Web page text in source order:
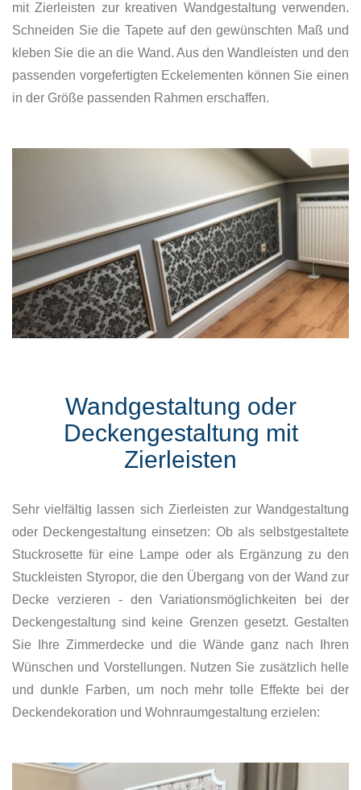
mit Zierleisten zur kreativen Wandgestaltung verwenden.
Schneiden Sie die Tapete auf den gewünschten Maß und
kleben Sie die an die Wand. Aus den Wandleisten und den
passenden vorgefertigten Eckelementen können Sie einen
in der Größe passenden Rahmen erschaffen.
Wandgestaltung oder
Deckengestaltung mit
Zierleisten
Sehr vielfältig lassen sich Zierleisten zur Wandgestaltung
oder Deckengestaltung einsetzen: Ob als selbstgestaltete
Stuckrosette für eine Lampe oder als Ergänzung zu den
Stuckleisten Styropor, die den Übergang von der Wand zur
Decke verzieren - den Variationsmöglichkeiten bei der
Deckengestaltung sind keine Grenzen gesetzt. Gestalten
Sie Ihre Zimmerdecke und die Wände ganz nach Ihren
Wünschen und Vorstellungen. Nutzen Sie zusätzlich helle
und dunkle Farben, um noch mehr tolle Effekte bei der
Deckendekoration und Wohnraumgestaltung erzielen: